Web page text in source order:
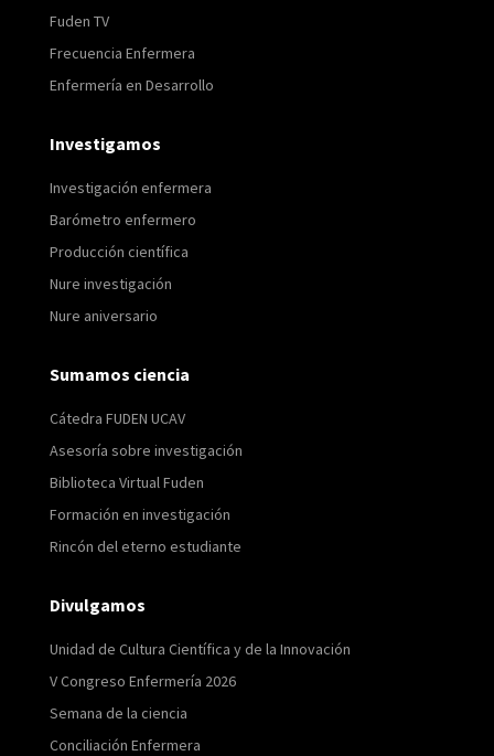
Fuden TV
Frecuencia Enfermera
Enfermería en Desarrollo
Investigamos
Investigación enfermera
Barómetro enfermero
Producción científica
Nure investigación
Nure aniversario
Sumamos ciencia
Cátedra FUDEN UCAV
Asesoría sobre investigación
Biblioteca Virtual Fuden
Formación en investigación
Rincón del eterno estudiante
Divulgamos
Unidad de Cultura Científica y de la Innovación
V Congreso Enfermería 2026
Semana de la ciencia
Conciliación Enfermera